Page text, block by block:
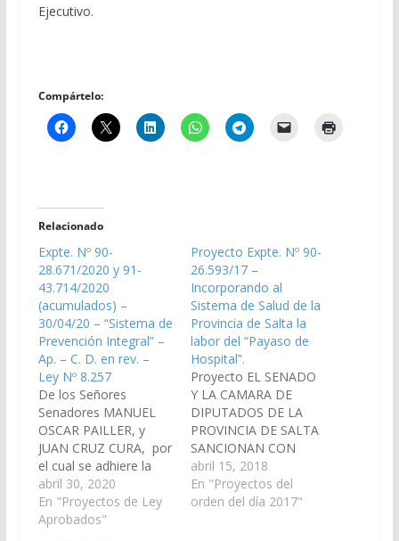
Ejecutivo.
Compártelo:
Relacionado
Expte. Nº 90-
28.671/2020 y 91-
43.714/2020
(acumulados) –
30/04/20 – “Sistema de
Prevención Integral” –
Ap. – C. D. en rev. –
Ley Nº 8.257
De los Señores
Senadores MANUEL
OSCAR PAILLER, y
JUAN CRUZ CURA, por
el cual se adhiere la
Provincia de Salta a la
Ley Nacional 27.159,
“Sistema de
abril 30, 2020
En "Proyectos de Ley
Aprobados"
Proyecto Expte. Nº 90-
26.593/17 –
Incorporando al
Sistema de Salud de la
Provincia de Salta la
labor del “Payaso de
Hospital”.
Proyecto EL SENADO
Y LA CAMARA DE
DIPUTADOS DE LA
PROVINCIA DE SALTA
SANCIONAN CON
FUERZA DE LEY
Artículo 1°.- La
presente Ley tiene por
abril 15, 2018
En "Proyectos del
orden del día 2017"